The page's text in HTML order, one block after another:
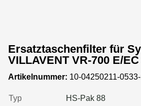
Ersatztaschenfilter für
VILLAVENT VR-700 E/EC
Artikelnummer: 10-04250211-
Typ
HS-Pak 88